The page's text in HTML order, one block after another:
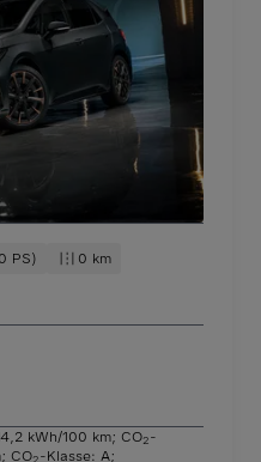
PS)
0 km
kWh/100 km; CO2-
; CO -Klasse: A;